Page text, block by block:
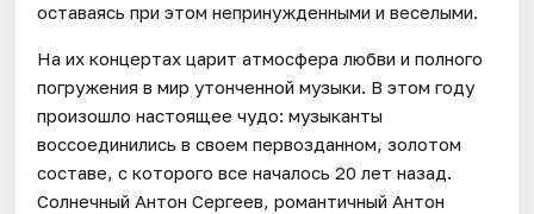
оставаясь при этом непринужденными и веселыми.
На их концертах царит атмосфера любви и полного
погружения в мир утонченной музыки. В этом году
произошло настоящее чудо: музыканты
воссоединились в своем первозданном, золотом
составе, с которого все началось 20 лет назад.
Солнечный Антон Сергеев, романтичный Антон